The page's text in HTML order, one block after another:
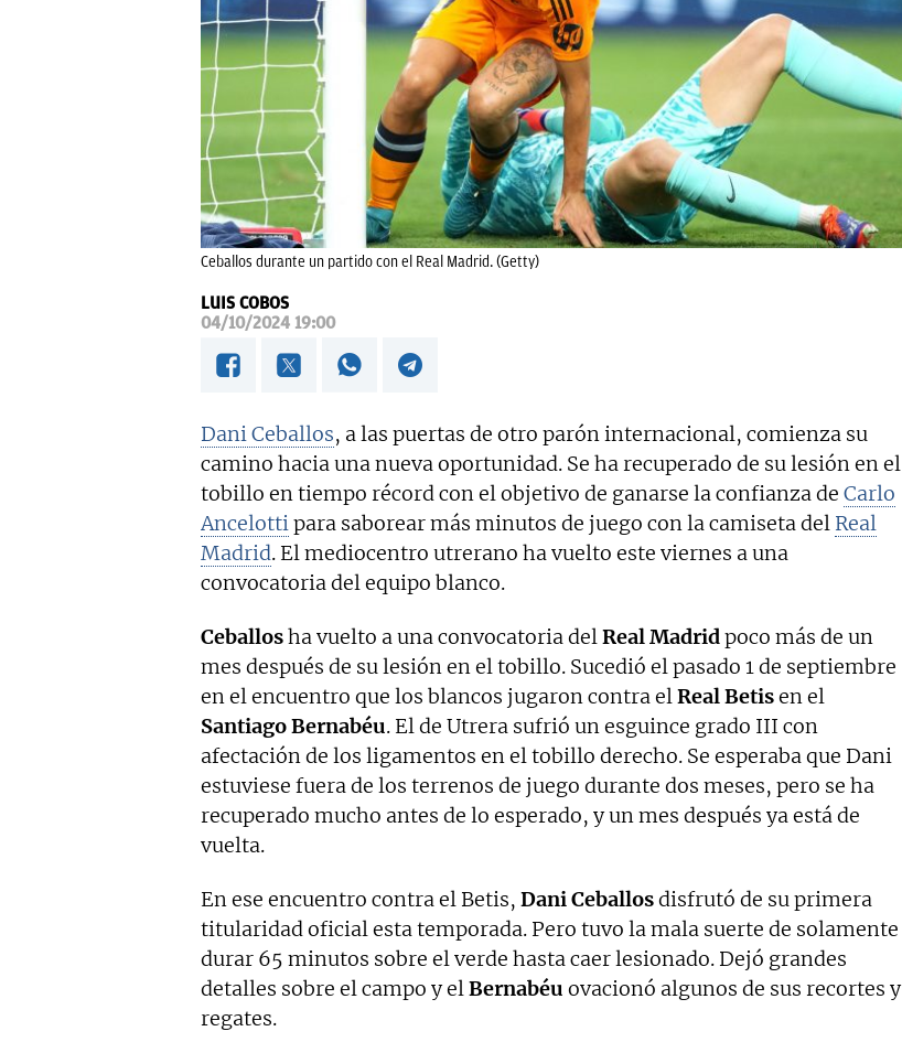
Ceballos durante un partido con el Real Madrid. (Getty)
LUIS COBOS
04/10/2024 19:00
Dani Ceballos, a las puertas de otro parón internacional, comienza su
camino hacia una nueva oportunidad. Se ha recuperado de su lesión en el
tobillo en tiempo récord con el objetivo de ganarse la confianza de Carlo
Ancelottipara saborear más minutos de juego con la camiseta del Real
Madrid. El mediocentro utrerano ha vuelto este viernes a una
convocatoria del equipo blanco.
Ceballosha vuelto a una convocatoria delReal Madridpoco más de un
mes después de su lesión en el tobillo. Sucedió el pasado 1 de septiembre
en el encuentro que los blancos jugaron contra elReal Betisen el
Santiago Bernabéu. El de Utrera sufrió un esguince grado III con
afectación de los ligamentos en el tobillo derecho. Se esperaba que Dani
estuviese fuera de los terrenos de juego durante dos meses, pero se ha
recuperado mucho antes de lo esperado, y un mes después ya está de
vuelta.
En ese encuentro contra el Betis, Dani Ceballosdisfrutó de su primera
titularidad oficial esta temporada. Pero tuvo la mala suerte de solamente
durar 65 minutos sobre el verde hasta caer lesionado. Dejó grandes
detalles sobre el campo y elBernabéu ovacionó algunos de sus recortes y
regates.